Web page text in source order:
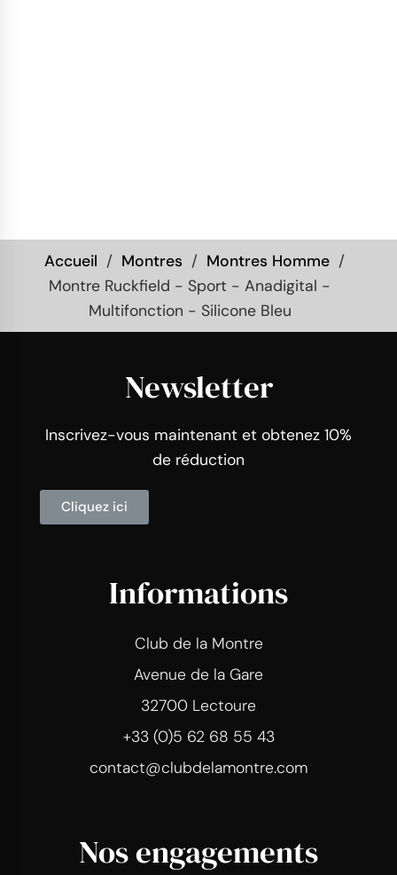
Accueil Montres
Montres Homme
Montre Ruckfield - Sport - Anadigital -
Multifonction - Silicone Bleu
Newsletter
Inscrivez-vous maintenant et obtenez 10%
de réduction
Cliquez ici
Informations
Club de la Montre
Avenue de la Gare
32700 Lectoure
+33 (0)5 62 68 55 43
contact@clubdelamontre.com
Nos engagements